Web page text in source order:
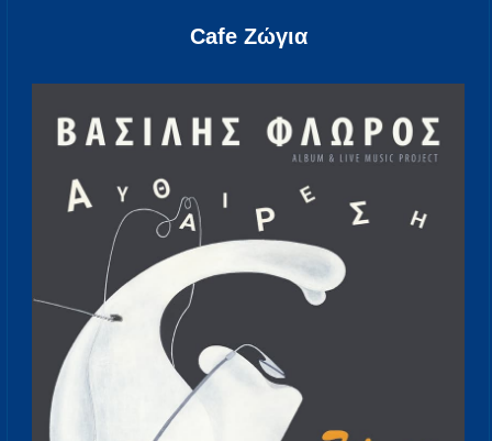
Cafe Ζώγια